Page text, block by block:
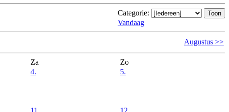
Categorie:
Vandaag
Augustus >>
Za
Zo
4. 5.